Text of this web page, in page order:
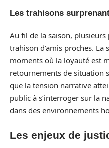
Les trahisons
Au fil de la saison, plusieurs
trahison d’amis proches. La
moments où la loyauté est
retournements de situation
que la tension narrative
public à s’interroger sur la
dans des environnements
Les enjeux de